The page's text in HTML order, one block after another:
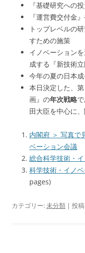
『基礎研究への投
『運営費交付金
トップレベルの
すための施策
イノベーション
成する『新技術
今年の夏の日本
本日決定した、
画』の年次戦略
田大臣を中心に
内閣府 ＞ 写真で
ベーション会議
総合科学技術・
科学技術・イノベ
pages)
カテゴリー:未分類 | 投